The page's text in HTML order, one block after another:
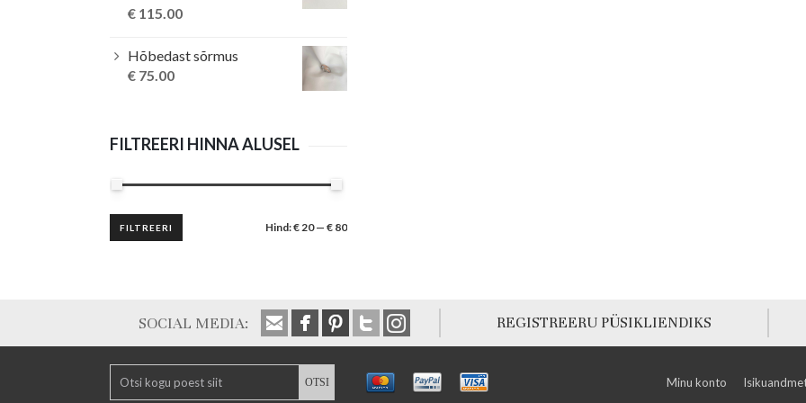
€ 115.00
Hõbedast sõrmus
€ 75.00
FILTREERI HINNA ALUSEL
Minimaalne
hind
Maksimaalne
hind
FILTREERI Hind:€ 20— € 80
SOCIAL MEDIA: REGISTREERU PÜSIKLIENDIKS
Minu konto